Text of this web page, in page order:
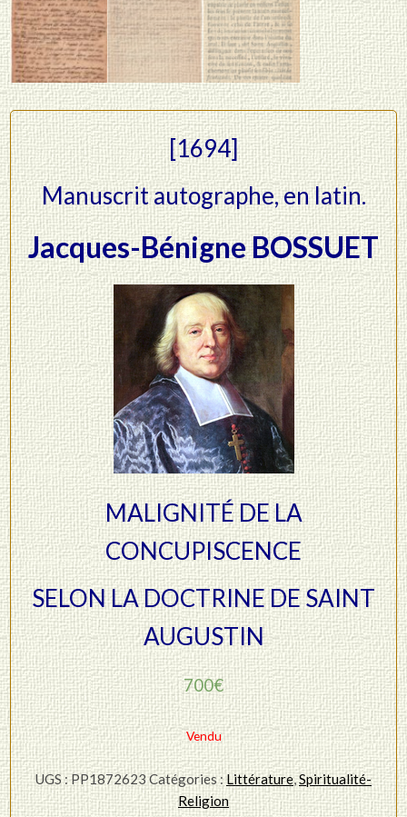
[1694]
Manuscrit autographe, en latin.
Jacques-Bénigne BOSSUET
MALIGNITÉ DE LA
CONCUPISCENCE
SELON LA DOCTRINE DE SAINT
AUGUSTIN
700€
Vendu
UGS :PP1872623Catégories :Littérature,Spiritualité-
Religion